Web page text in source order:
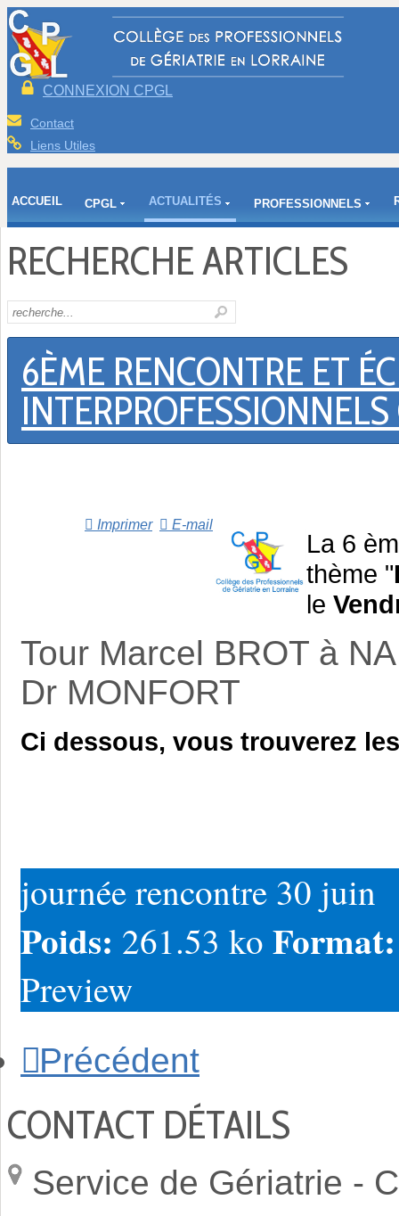
CONNEXION CPGL
Contact
Liens Utiles
ACCUEIL CPGL ACTUALITÉS PROFESSIONNELS
RECHERCHE ARTICLES
6ÈME RENCONTRE ET
Imprimer E-mail
La 6
thème "
le
Tour Marcel BROT à
Dr MONFORT
Ci dessous, vous trouverez
journée rencontre 30 juin
Poids: 261.53 ko
Preview
Précédent
CONTACT DÉTAILS
Service de Gériatrie -